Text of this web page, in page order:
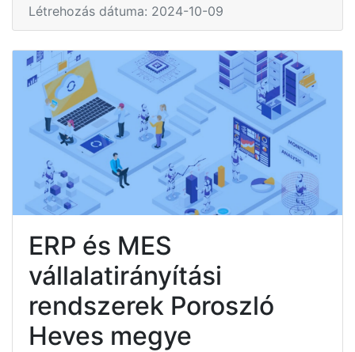
Létrehozás dátuma: 2024-10-09
ERP és MES
vállalatirányítási
rendszerek Poroszló
Heves megye